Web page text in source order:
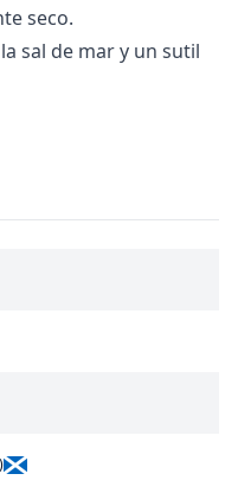
seco.
sal de mar y un sutil